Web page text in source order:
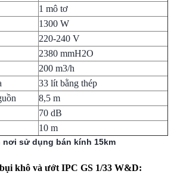
1 mô tơ
1300 W
220-240 V
2380 mmH2O
200 m3/h
33 lít bằng thép
8,5 m
70 dB
10 m
nơi sử dụng bán kính 15km
khô và ướt IPC GS 1/33 W&D: